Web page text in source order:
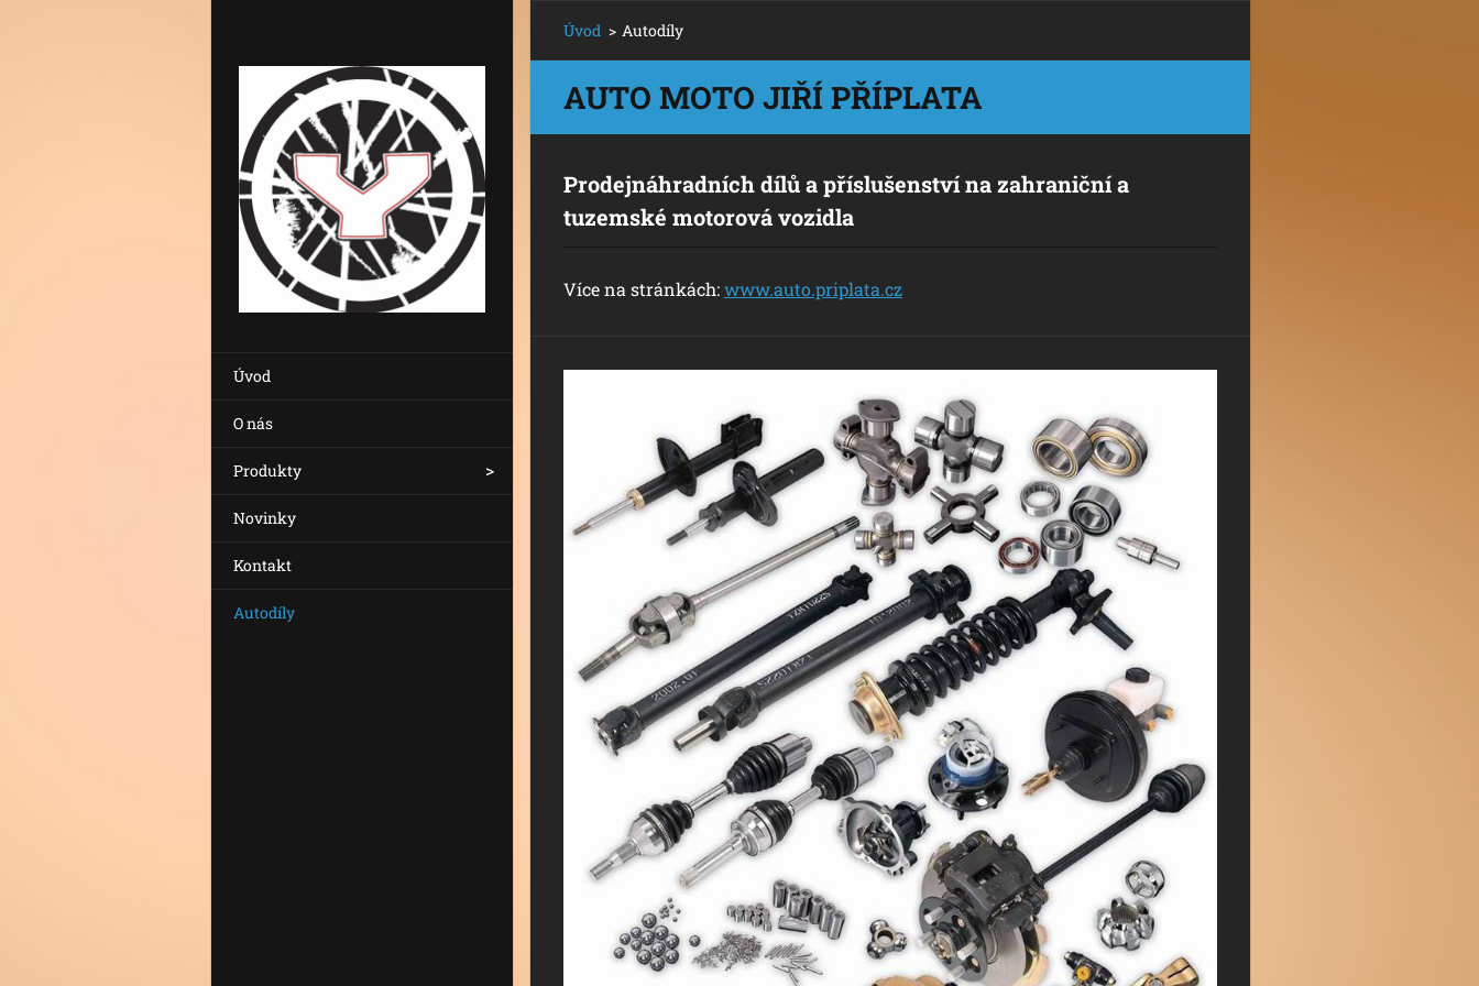
Úvod
O nás
Produkty
Novinky
Kontakt
Autodíly
Úvod > Autodíly
AUTO MOTO JIŘÍ PŘÍPLATA
Prodejnáhradních dílů a příslušenství na zahraniční a
tuzemské motorová vozidla
Více na stránkách:www.auto.priplata.cz